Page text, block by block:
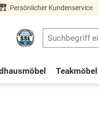
springen
Persönlicher Kundenservice
Teakmöbel